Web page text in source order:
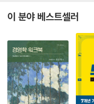
이 분야 베스트셀러